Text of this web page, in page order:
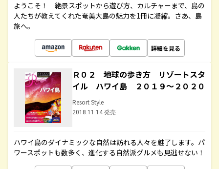
ようこそ！ 絶景スポットから遊び方、カルチャーまで、島の
人たちが教えてくれた奄美大島の魅力を1冊に凝縮。さあ、島
旅へ。
詳細を見る
Ｒ０２ 地球の歩き方 リゾートスタ
イル ハワイ島 ２０１９～２０２０
Resort Style
2018.11.14 発売
ハワイ島のダイナミックな自然は訪れる人々を魅了します。パ
ワースポットも数多く、進化する自然派グルメも見逃せない！